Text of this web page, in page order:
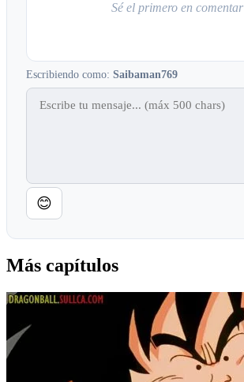
Sé el primero en comentar
Escribiendo como: Saibaman769
😊
Más capítulos